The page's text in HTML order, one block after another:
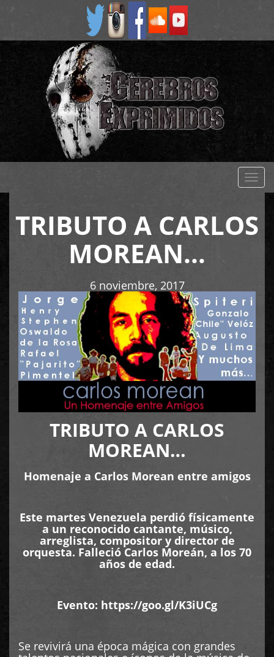
TRIBUTO A CARLOS
MOREAN…
6 noviembre, 2017
TRIBUTO A CARLOS
MOREAN…
Homenaje a Carlos Morean entre amigos
Este martes Venezuela perdió físicamente
a un reconocido cantante, músico,
arreglista, compositor y director de
orquesta. Falleció Carlos Moreán, a los 70
años de edad.
Evento: https://goo.gl/K3iUCg
Se revivirá una época mágica con grandes